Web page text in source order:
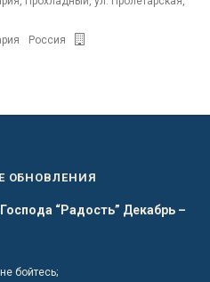
Россия
ОБНОВЛЕНИЯ
“Радость” Декабрь –
бойтесь;